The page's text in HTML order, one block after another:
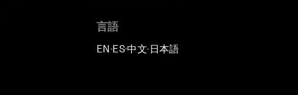
言語
EN ▪ES▪中文▪ 日本語